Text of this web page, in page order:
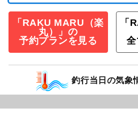
「RAKU MARU（楽
丸）」の
予約プランを見る
「
釣行当日の気象